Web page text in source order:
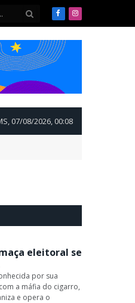
FacebookInstagram
07/08/2026, 00:08
eleitoral se
por sua
a máfia do cigarro,
e opera o